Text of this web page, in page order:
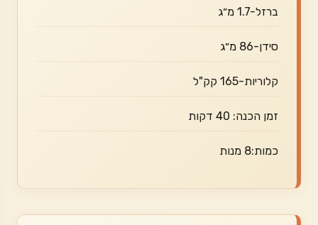
ברזל-1.7 מ״ג
סידן-86 מ״ג
קלוריות-165 קק"ל
זמן הכנה: 40 דקות
כמות:8 מנות